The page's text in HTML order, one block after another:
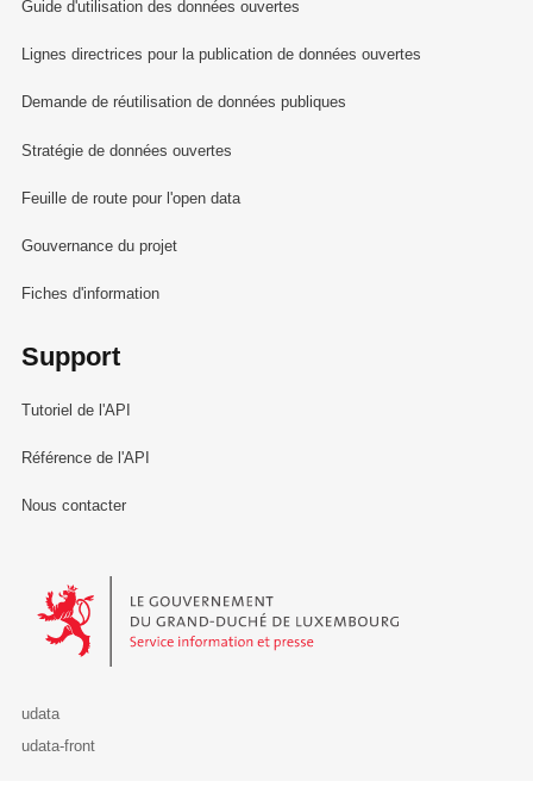
Guide d'utilisation des données ouvertes
Lignes directrices pour la publication de données ouvertes
Demande de réutilisation de données publiques
Stratégie de données ouvertes
Feuille de route pour l'open data
Gouvernance du projet
Fiches d'information
Support
Tutoriel de l'API
Référence de l'API
Nous contacter
Le Gouvernement du Grand-Duché de Luxembourg - Service
udata
udata-front